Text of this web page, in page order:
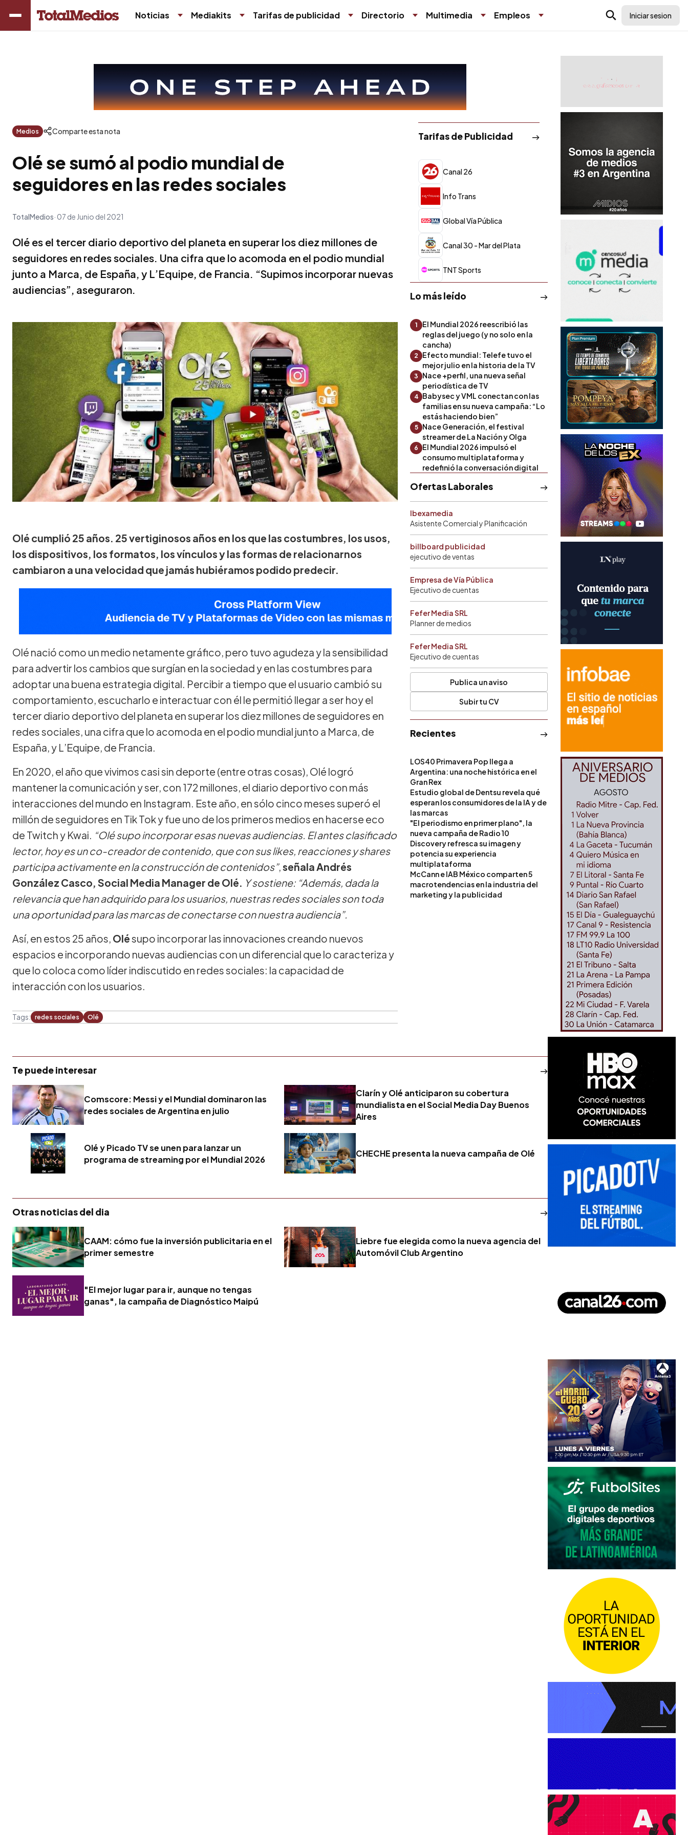
Noticias Mediakits Tarifas de publicidad Directorio Multimedia Empleos Iniciar sesion
Medios Comparte esta nota
Olé se sumó al podio mundial de
seguidores en las redes sociales
TotalMedios 07 de Junio del 2021
Olé es el tercer diario deportivo del planeta en superar los diez millones de
seguidores en redes sociales. Una cifra que lo acomoda en el podio mundial
junto a Marca, de España, y L’Equipe, de Francia. “Supimos incorporar nuevas
audiencias”, aseguraron.
Olé cumplió 25 años. 25 vertiginosos años en los que las costumbres, los usos,
los dispositivos, los formatos, los vínculos y las formas de relacionarnos
cambiaron a una velocidad que jamás hubiéramos podido predecir.
Olé nació como un medio netamente gráfico, pero tuvo agudeza y la sensibilidad
para advertir los cambios que surgían en la sociedad y en las costumbres para
adoptar una buena estrategia digital. Percibir a tiempo que el usuario cambió su
comportamiento, escucharlo e interactuar con él le permitió llegar a ser hoy el
tercer diario deportivo del planeta en superar los diez millones de seguidores en
redes sociales, una cifra que lo acomoda en el podio mundial junto a Marca, de
España, y L’Equipe, de Francia.
En 2020, el año que vivimos casi sin deporte (entre otras cosas), Olé logró
mantener la comunicación y ser, con 172 millones, el diario deportivo con más
interacciones del mundo en Instagram. Este año, en sólo cinco meses superó el
millón de seguidores en Tik Tok y fue uno de los primeros medios en hacerse eco
de Twitch y Kwai. “Olé supo incorporar esas nuevas audiencias. El antes clasificado
lector, hoy es un co-creador de contenido, que con sus likes, reacciones y shares
participa activamente en la construcción de contenidos”, señala Andrés
González Casco, Social Media Manager de Olé. Y sostiene: “Además, dada la
relevancia que han adquirido para los usuarios, nuestras redes sociales son toda
una oportunidad para las marcas de conectarse con nuestra audiencia”.
Así, en estos 25 años, Olésupo incorporar las innovaciones creando nuevos
espacios e incorporando nuevas audiencias con un diferencial que lo caracteriza y
que lo coloca como líder indiscutido en redes sociales: la capacidad de
interacción con los usuarios.
Tags: redes sociales Olé
Tarifas de Publicidad
Canal 26
Info Trans
Global Vía Pública
Canal 30 - Mar del Plata
TNT Sports
Lo más leído
1
El Mundial 2026 reescribió las
reglas del juego (y no solo en la
cancha)
2
Efecto mundial: Telefe tuvo el
mejor julio en la historia de la TV
3
Nace +perfil, una nueva señal
periodística de TV
4 Babysec y VML conectan con las
familias en su nueva campaña: “Lo
estás haciendo bien”
5
Nace Generación, el festival
streamer de La Nación y Olga
6
El Mundial 2026 impulsó el
consumo multiplataforma y
redefinió la conversación digital
Ofertas Laborales
Ibexamedia
Asistente Comercial y Planificación
billboard publicidad
ejecutivo de ventas
Empresa de Vía Pública
Ejecutivo de cuentas
Fefer Media SRL
Planner de medios
Fefer Media SRL
Ejecutivo de cuentas
Publica un aviso
Subir tu CV
Recientes
LOS40 Primavera Pop llega a
Argentina: una noche histórica en el
Gran Rex
Estudio global de Dentsu revela qué
esperan los consumidores de la IA y de
las marcas
"El periodismo en primer plano", la
nueva campaña de Radio 10
Discovery refresca su imagen y
potencia su experiencia
multiplataforma
McCann e IAB México comparten 5
macrotendencias en la industria del
marketing y la publicidad
Te puede interesar
Comscore: Messi y el Mundial dominaron las
redes sociales de Argentina en julio
Clarín y Olé anticiparon su cobertura
mundialista en el Social Media Day Buenos
Aires
Olé y Picado TV se unen para lanzar un
programa de streaming por el Mundial 2026
CHECHE presenta la nueva campaña de Olé
Otras noticias del dia
CAAM: cómo fue la inversión publicitaria en el
primer semestre
Liebre fue elegida como la nueva agencia del
Automóvil Club Argentino
"El mejor lugar para ir, aunque no tengas
ganas", la campaña de Diagnóstico Maipú